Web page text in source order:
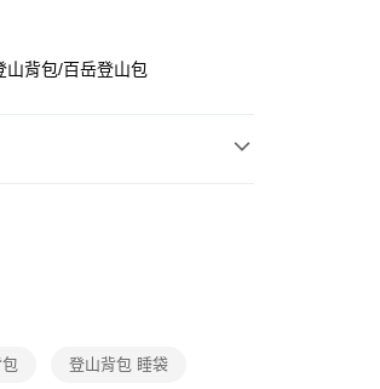
依後續交易確認頁面所載為準。
示未達大哥付你分期系統評分，恕
你分期」於每月結算日後寄送繳費提
繳費。
台灣大哥大進項蒐集、處理及利
山背包/百岳登山包
登山背包 睡袋